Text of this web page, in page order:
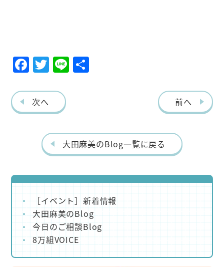
F
eb
o
T
itt
er
Li
次へ 前へ
大田麻美のBlog一覧に戻る
［イベント］新着情報
大田麻美のBlog
今日のご相談Blog
8万組VOICE